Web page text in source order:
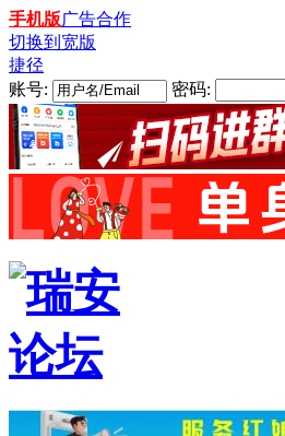
手机版广告合作
切换到宽版
捷径
账号:
密码: